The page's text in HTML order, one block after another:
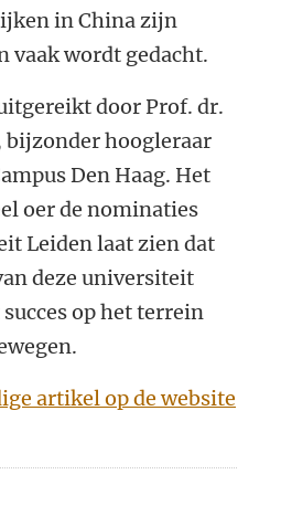
in China zijn
vaak wordt gedacht.
door Prof. dr.
hoogleraar
Den Haag. Het
oer de nominaties
Leiden laat zien dat
deze universiteit
op het terrein
artikel op de website
WhatsApp
via Mastodon